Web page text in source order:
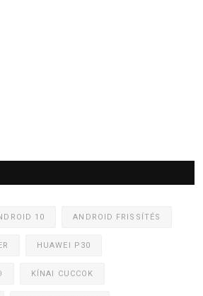
10 ANDROID FRISSÍTÉS
HUAWEI P30
KÍNAI CUCCOK